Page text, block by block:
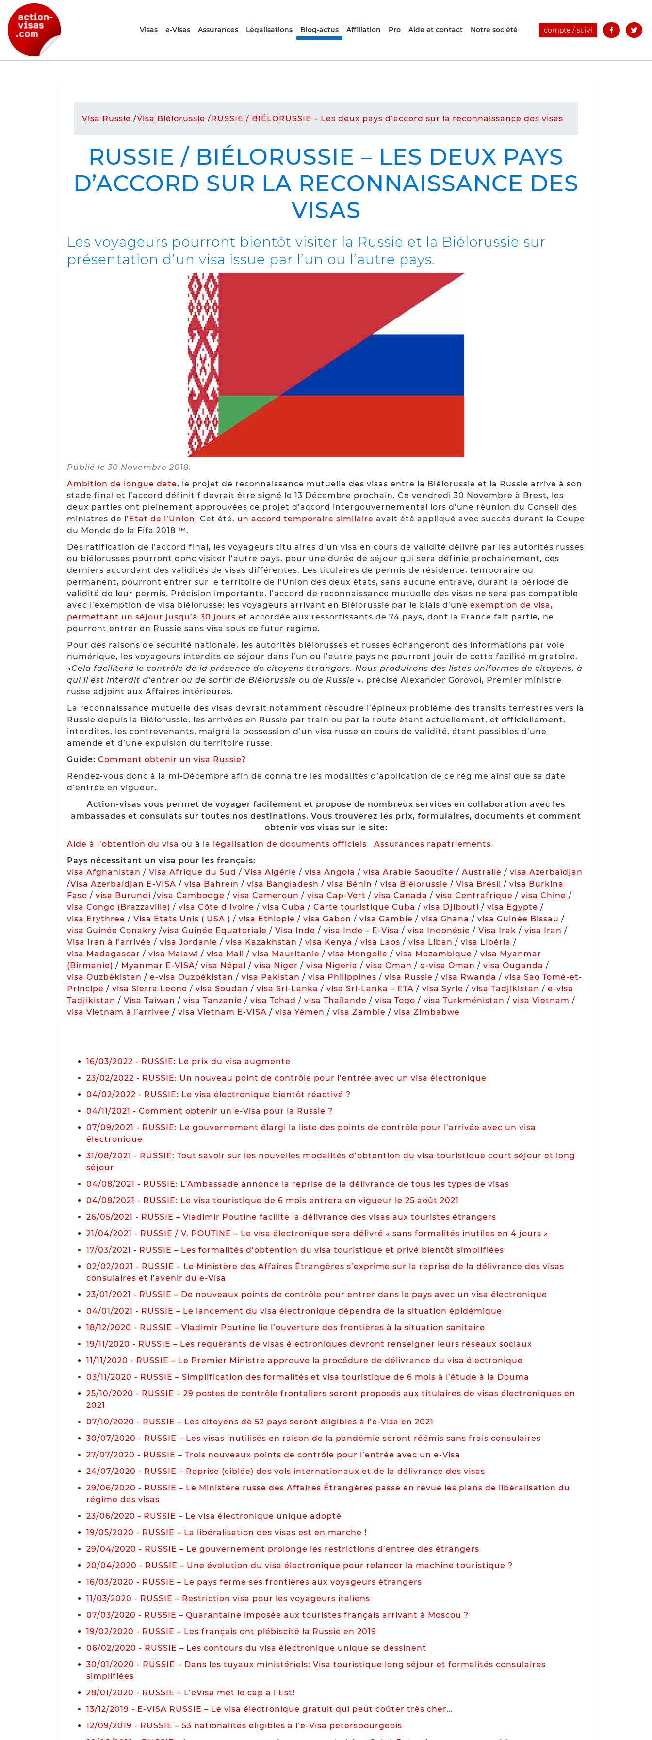
compte / suivi
Visas e-Visas Assurances Légalisations Blog-actus Affiliation Pro Aide et contact Notre société
Visa Russie /Visa Biélorussie /RUSSIE / BIÉLORUSSIE – Les deux pays d’accord sur la reconnaissance des visas
RUSSIE / BIÉLORUSSIE – LES DEUX PAYS
D’ACCORD SUR LA RECONNAISSANCE DES
VISAS
Les voyageurs pourront bientôt visiter la Russie et la Biélorussie sur
présentation d’un visa issue par l’un ou l’autre pays.
Publié le 30 Novembre 2018,
Ambition de longue date, le projet de reconnaissance mutuelle des visas entre la Biélorussie et la Russie arrive à son
stade final et l’accord définitif devrait être signé le 13 Décembre prochain. Ce vendredi 30 Novembre à Brest, les
deux parties ont pleinement approuvées ce projet d’accord intergouvernemental lors d’une réunion du Conseil des
ministres de l’Etat de l’Union. Cet été, un accord temporaire similaire avait été appliqué avec succès durant la Coupe
du Monde de la Fifa 2018 ™.
Dès ratification de l’accord final, les voyageurs titulaires d’un visa en cours de validité délivré par les autorités russes
ou biélorusses pourront donc visiter l’autre pays, pour une durée de séjour qui sera définie prochainement, ces
derniers accordant des validités de visas différentes. Les titulaires de permis de résidence, temporaire ou
permanent, pourront entrer sur le territoire de l’Union des deux états, sans aucune entrave, durant la période de
validité de leur permis. Précision importante, l’accord de reconnaissance mutuelle des visas ne sera pas compatible
avec l’exemption de visa biélorusse: les voyageurs arrivant en Biélorussie par le biais d’une exemption de visa,
permettant un séjour jusqu’à 30 jours et accordée aux ressortissants de 74 pays, dont la France fait partie, ne
pourront entrer en Russie sans visa sous ce futur régime.
Pour des raisons de sécurité nationale, les autorités biélorusses et russes échangeront des informations par voie
numérique, les voyageurs interdits de séjour dans l’un ou l’autre pays ne pourront jouir de cette facilité migratoire.
«Cela facilitera le contrôle de la présence de citoyens étrangers. Nous produirons des listes uniformes de citoyens, à
qui il est interdit d’entrer ou de sortir de Biélorussie ou de Russie », précise Alexander Gorovoi, Premier ministre
russe adjoint aux Affaires intérieures.
La reconnaissance mutuelle des visas devrait notamment résoudre l’épineux problème des transits terrestres vers la
Russie depuis la Biélorussie, les arrivées en Russie par train ou par la route étant actuellement, et officiellement,
interdites, les contrevenants, malgré la possession d’un visa russe en cours de validité, étant passibles d’une
amende et d’une expulsion du territoire russe.
Guide: Comment obtenir un visa Russie?
Rendez-vous donc à la mi-Décembre afin de connaitre les modalités d’application de ce régime ainsi que sa date
d’entrée en vigueur.
Action-visas vous permet de voyager facilement et propose de nombreux services en collaboration avec les
ambassades et consulats sur toutes nos destinations. Vous trouverez les prix, formulaires, documents et comment
obtenir vos visas sur le site:
Aide à l’obtention du visa ou à la légalisation de documents officiels
Assurances rapatriements
Pays nécessitant un visa pour les français:
visa Afghanistan / Visa Afrique du Sud / Visa Algérie / visa Angola / visa Arabie Saoudite / Australie / visa Azerbaïdjan
/Visa Azerbaïdjan E-VISA / visa Bahreïn / visa Bangladesh / visa Bénin / visa Biélorussie / Visa Brésil / visa Burkina
Faso / visa Burundi /visa Cambodge / visa Cameroun / visa Cap-Vert / visa Canada / visa Centrafrique / visa Chine /
visa Congo (Brazzaville) / visa Côte d’Ivoire / visa Cuba / Carte touristique Cuba / visa Djibouti / visa Egypte /
visa Erythree / Visa Etats Unis ( USA ) / visa Ethiopie / visa Gabon / visa Gambie / visa Ghana / visa Guinée Bissau /
visa Guinée Conakry /visa Guinée Equatoriale / Visa Inde / visa Inde – E-Visa / visa Indonésie / Visa Irak / visa Iran /
Visa Iran à l’arrivée / visa Jordanie / visa Kazakhstan / visa Kenya / visa Laos / visa Liban / visa Libéria /
visa Madagascar / visa Malawi / visa Mali / visa Mauritanie / visa Mongolie / visa Mozambique / visa Myanmar
(Birmanie) / Myanmar E-VISA/ visa Népal / visa Niger / visa Nigeria / visa Oman / e-visa Oman / visa Ouganda /
visa Ouzbékistan / e-visa Ouzbékistan / visa Pakistan / visa Philippines / visa Russie / visa Rwanda / visa Sao Tomé-et-
Principe / visa Sierra Leone / visa Soudan / visa Sri-Lanka / visa Sri-Lanka – ETA / visa Syrie / visa Tadjikistan / e-visa
Tadjikistan / Visa Taiwan / visa Tanzanie / visa Tchad / visa Thaïlande / visa Togo / visa Turkménistan / visa Vietnam /
visa Vietnam à l’arrivee / visa Vietnam E-VISA / visa Yémen / visa Zambie / visa Zimbabwe
16/03/2022 - RUSSIE: Le prix du visa augmente
23/02/2022 - RUSSIE: Un nouveau point de contrôle pour l’entrée avec un visa électronique
04/02/2022 - RUSSIE: Le visa électronique bientôt réactivé ?
04/11/2021 - Comment obtenir un e-Visa pour la Russie ?
07/09/2021 - RUSSIE: Le gouvernement élargi la liste des points de contrôle pour l’arrivée avec un visa
électronique
31/08/2021 - RUSSIE: Tout savoir sur les nouvelles modalités d’obtention du visa touristique court séjour et long
séjour
04/08/2021 - RUSSIE: L’Ambassade annonce la reprise de la délivrance de tous les types de visas
04/08/2021 - RUSSIE: Le visa touristique de 6 mois entrera en vigueur le 25 août 2021
26/05/2021 - RUSSIE – Vladimir Poutine facilite la délivrance des visas aux touristes étrangers
21/04/2021 - RUSSIE / V. POUTINE – Le visa électronique sera délivré « sans formalités inutiles en 4 jours »
17/03/2021 - RUSSIE – Les formalités d’obtention du visa touristique et privé bientôt simplifiées
02/02/2021 - RUSSIE – Le Ministère des Affaires Étrangères s’exprime sur la reprise de la délivrance des visas
consulaires et l’avenir du e-Visa
23/01/2021 - RUSSIE – De nouveaux points de contrôle pour entrer dans le pays avec un visa électronique
04/01/2021 - RUSSIE – Le lancement du visa électronique dépendra de la situation épidémique
18/12/2020 - RUSSIE – Vladimir Poutine lie l’ouverture des frontières à la situation sanitaire
19/11/2020 - RUSSIE – Les requérants de visas électroniques devront renseigner leurs réseaux sociaux
11/11/2020 - RUSSIE – Le Premier Ministre approuve la procédure de délivrance du visa électronique
03/11/2020 - RUSSIE – Simplification des formalités et visa touristique de 6 mois à l’étude à la Douma
25/10/2020 - RUSSIE – 29 postes de contrôle frontaliers seront proposés aux titulaires de visas électroniques en
2021
07/10/2020 - RUSSIE – Les citoyens de 52 pays seront éligibles à l’e-Visa en 2021
30/07/2020 - RUSSIE – Les visas inutilisés en raison de la pandémie seront réémis sans frais consulaires
27/07/2020 - RUSSIE – Trois nouveaux points de contrôle pour l’entrée avec un e-Visa
24/07/2020 - RUSSIE – Reprise (ciblée) des vols internationaux et de la délivrance des visas
29/06/2020 - RUSSIE – Le Ministère russe des Affaires Étrangères passe en revue les plans de libéralisation du
régime des visas
23/06/2020 - RUSSIE – Le visa électronique unique adopté
19/05/2020 - RUSSIE – La libéralisation des visas est en marche !
29/04/2020 - RUSSIE – Le gouvernement prolonge les restrictions d’entrée des étrangers
20/04/2020 - RUSSIE – Une évolution du visa électronique pour relancer la machine touristique ?
16/03/2020 - RUSSIE – Le pays ferme ses frontières aux voyageurs étrangers
11/03/2020 - RUSSIE – Restriction visa pour les voyageurs italiens
07/03/2020 - RUSSIE – Quarantaine imposée aux touristes français arrivant à Moscou ?
19/02/2020 - RUSSIE – Les français ont plébiscité la Russie en 2019
06/02/2020 - RUSSIE – Les contours du visa électronique unique se dessinent
30/01/2020 - RUSSIE – Dans les tuyaux ministériels: Visa touristique long séjour et formalités consulaires
simplifiées
28/01/2020 - RUSSIE – L’eVisa met le cap à l’Est!
13/12/2019 - E-VISA RUSSIE – Le visa électronique gratuit qui peut coûter très cher…
12/09/2019 - RUSSIE – 53 nationalités éligibles à l’e-Visa pétersbourgeois